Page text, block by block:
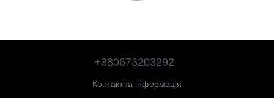
+380673203292
Контактна інформація